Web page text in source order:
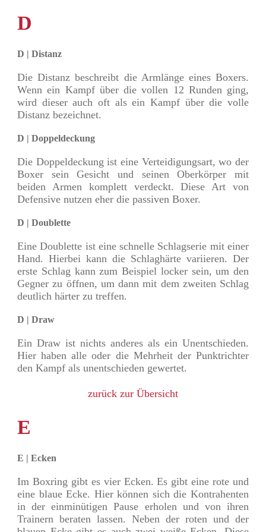
D
D | Distanz
Die Distanz beschreibt die Armlänge eines Boxers.
Wenn ein Kampf über die vollen 12 Runden ging,
wird dieser auch oft als ein Kampf über die volle
Distanz bezeichnet.
D | Doppeldeckung
Die Doppeldeckung ist eine Verteidigungsart, wo der
Boxer sein Gesicht und seinen Oberkörper mit
beiden Armen komplett verdeckt. Diese Art von
Defensive nutzen eher die passiven Boxer.
D | Doublette
Eine Doublette ist eine schnelle Schlagserie mit einer
Hand. Hierbei kann die Schlaghärte variieren. Der
erste Schlag kann zum Beispiel locker sein, um den
Gegner zu öffnen, um dann mit dem zweiten Schlag
deutlich härter zu treffen.
D | Draw
Ein Draw ist nichts anderes als ein Unentschieden.
Hier haben alle oder die Mehrheit der Punktrichter
den Kampf als unentschieden gewertet.
zurück zur Übersicht
E
E | Ecken
Im Boxring gibt es vier Ecken. Es gibt eine rote und
eine blaue Ecke. Hier können sich die Kontrahenten
in der einminütigen Pause erholen und von ihren
Trainern beraten lassen. Neben der roten und der